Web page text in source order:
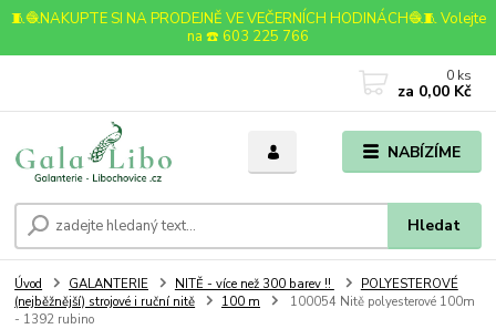
🧵🧶NAKUPTE SI NA PRODEJNĚ VE VEČERNÍCH HODINÁCH🧶🧵 Volejte
na ☎️ 603 225 766
NABÍZÍME
Hledat
0 ks
za 0,00 Kč
Úvod GALANTERIE NITĚ - více než 300 barev !!
POLYESTEROVÉ
(nejběžnější) strojové i ruční nitě
100 m
100054 Nitě polyesterové 100m
- 1392 rubino